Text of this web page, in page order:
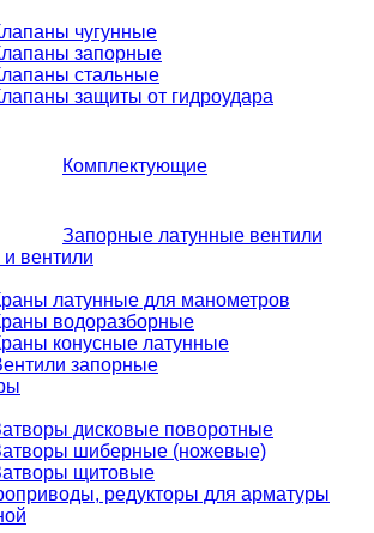
чугунные
запорные
стальные
защиты от гидроудара
Комплектующие
Запорные латунные вентили
вентили
латунные для манометров
водоразборные
конусные латунные
запорные
дисковые поворотные
шиберные (ножевые)
щитовые
редукторы для арматуры